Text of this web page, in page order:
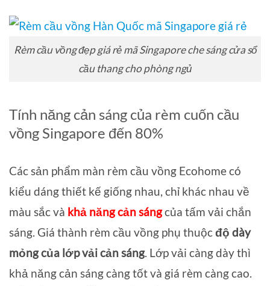
Rèm cầu vồng đẹp giá rẻ mã Singapore che sáng cửa sổ
cầu thang cho phòng ngủ
Tính năng cản sáng của rèm cuốn cầu
vồng Singapore đến 80%
Các sản phẩm màn rèm cầu vồng Ecohome có
kiểu dáng thiết kế giống nhau, chỉ khác nhau về
màu sắc và khả năng cản sángcủa tấm vải chắn
sáng. Giá thành rèm cầu vồng phụ thuộcđộ dày
mỏng của lớp vải cản sáng. Lớp vải càng dày thì
khả năng cản sáng càng tốt và giá rèm càng cao.